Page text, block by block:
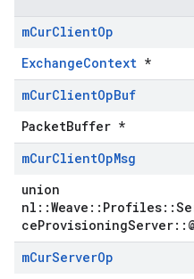
mCurClientOp
ExchangeContext *
mCurClientOpBuf
PacketBuffer *
mCurClientOpMsg
union
mCurServerOp